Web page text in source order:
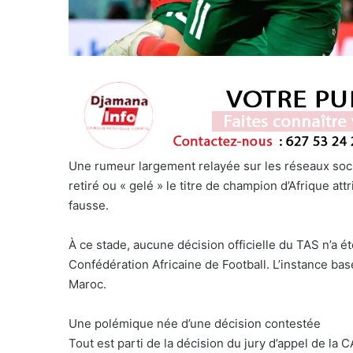
Une rumeur largement relayée sur les réseaux
retiré ou « gelé » le titre de champion d’Afrique
fausse.
À ce stade, aucune décision officielle du TAS n’a
Confédération Africaine de Football. L’instance
Maroc.
Une polémique née d’une décision contestée
Tout est parti de la décision du jury d’appel de la